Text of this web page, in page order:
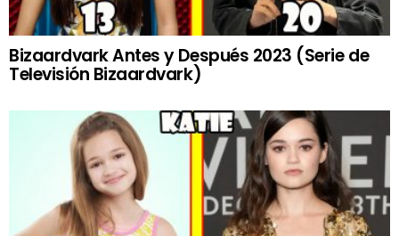
Bizaardvark Antes y Después 2023 (Serie de
Televisión Bizaardvark)